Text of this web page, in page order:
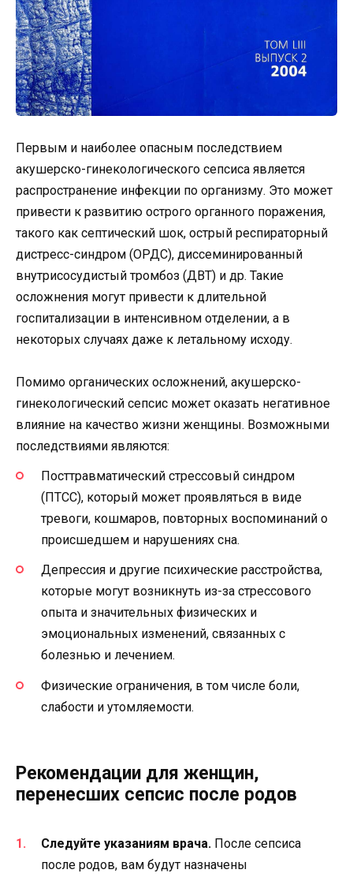
Первым и наиболее опасным последствием
акушерско-гинекологического сепсиса является
распространение инфекции по организму. Это может
привести к развитию острого органного поражения,
такого как септический шок, острый респираторный
дистресс-синдром (ОРДС), диссеминированный
внутрисосудистый тромбоз (ДВТ) и др. Такие
осложнения могут привести к длительной
госпитализации в интенсивном отделении, а в
некоторых случаях даже к летальному исходу.
Помимо органических осложнений, акушерско-
гинекологический сепсис может оказать негативное
влияние на качество жизни женщины. Возможными
последствиями являются:
Посттравматический стрессовый синдром
(ПТСС), который может проявляться в виде
тревоги, кошмаров, повторных воспоминаний о
происшедшем и нарушениях сна.
Депрессия и другие психические расстройства,
которые могут возникнуть из-за стрессового
опыта и значительных физических и
эмоциональных изменений, связанных с
болезнью и лечением.
Физические ограничения, в том числе боли,
слабости и утомляемости.
Рекомендации для женщин,
перенесших сепсис после родов
Следуйте указаниям врача. После сепсиса
после родов, вам будут назначены